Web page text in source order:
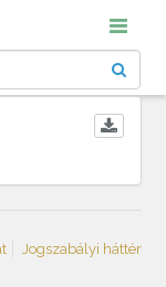
Jogszabályi háttér